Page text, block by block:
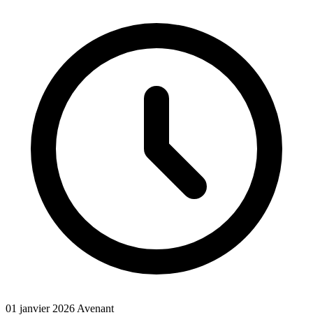
01 janvier 2026 Avenant